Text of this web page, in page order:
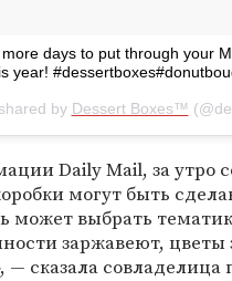
days to put through your
year!
by Dessert Boxes™
Daily Mail, за утро
могут быть
может выбрать
заржавеют, цветы
— сказала